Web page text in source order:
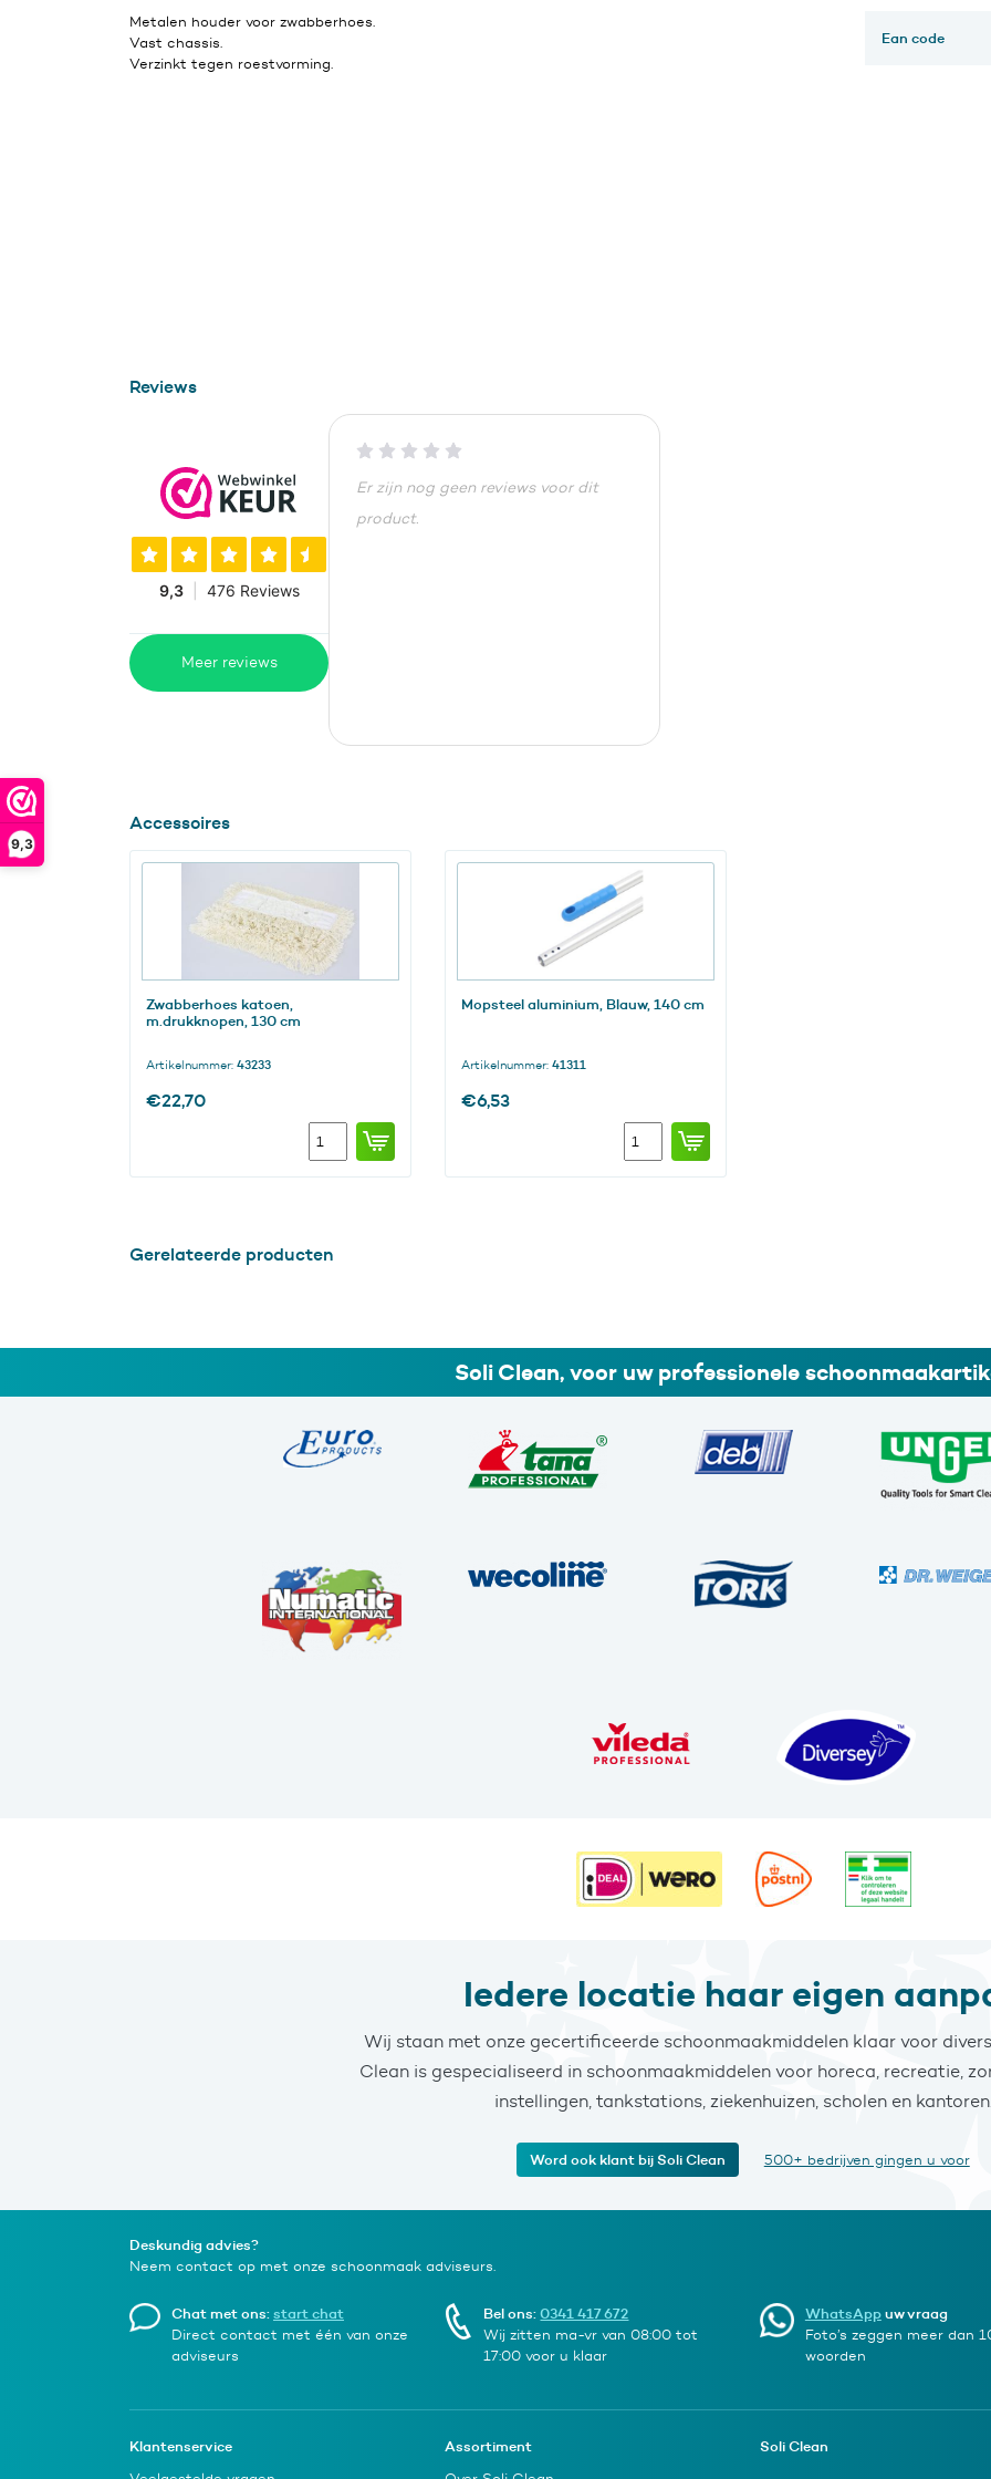
9,3
Metalen houder voor zwabberhoes.
Vast chassis.
Verzinkt tegen roestvorming.
Ean code
Reviews
Meer reviews
Er zijn nog geen reviews voor dit
product.
Accessoires
Zwabberhoes katoen,
m.drukknopen, 130 cm
Artikelnummer: 43233
€22,70
Zwabberhoes
katoen,
m.drukknopen,
Mopsteel aluminium, Blauw, 140 cm
Artikelnummer: 41311
€6,53
Mopsteel
aluminium,
Blauw,
Gerelateerde producten
Soli Clean, voor uw professionele
Iedere locatie haar eigen
Wij staan met onze gecertificeerde schoonmaakmiddelen klaar voor
Clean is gespecialiseerd in schoonmaakmiddelen voor horeca, recreatie,
instellingen, tankstations, ziekenhuizen, scholen en
Word ook klant bij Soli Clean 500+ bedrijven gingen u voor
Deskundig advies?
Neem contact op met onze schoonmaak adviseurs.
Chat met ons:start chat
Direct contact met één van onze
adviseurs
Bel ons:0341 417 672
Wij zitten ma-vr van 08:00 tot
17:00 voor u klaar
WhatsAppuw vraag
Foto’s zeggen meer dan
woorden
Klantenservice Assortiment Soli Clean